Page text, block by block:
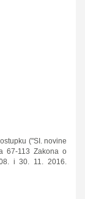
("SI. novine
67-113 Zakona o
i 30. 11. 2016.